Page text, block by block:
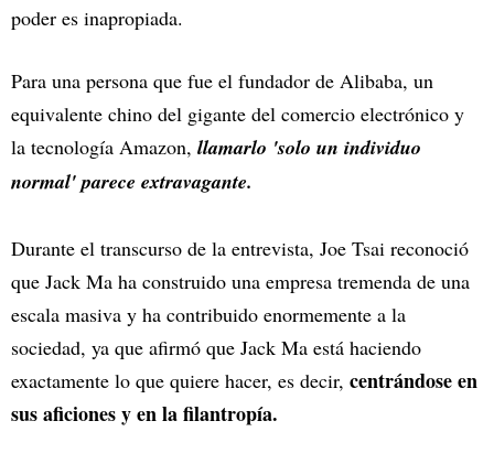
poder es inapropiada.
Para una persona que fue el fundador de Alibaba, un
equivalente chino del gigante del comercio electrónico y
la tecnología Amazon, llamarlo 'solo un individuo
normal' parece extravagante.
Durante el transcurso de la entrevista, Joe Tsai reconoció
que Jack Ma ha construido una empresa tremenda de una
escala masiva y ha contribuido enormemente a la
sociedad, ya que afirmó que Jack Ma está haciendo
exactamente lo que quiere hacer, es decir, centrándose en
sus aficiones y en la filantropía.